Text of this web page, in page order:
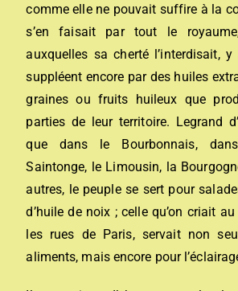
comme elle ne pouvait suffire à la
s’en faisait par tout le
auxquelles sa cherté l’interdisait,
suppléent encore par des huiles
graines ou fruits huileux que
parties de leur territoire. Legrand
que dans le Bourbonnais, dans
Saintonge, le Limousin, la
autres, le peuple se sert pour
d’huile de noix ; celle qu’on criait au
les rues de Paris, servait non
aliments, mais encore pour